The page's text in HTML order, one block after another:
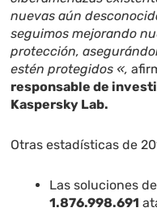
nuevas aún
seguimos mejorando
protección,
estén protegidos «,
responsable de
Kaspersky Lab.
Otras estadísticas de
Las soluciones
1.876.998.691